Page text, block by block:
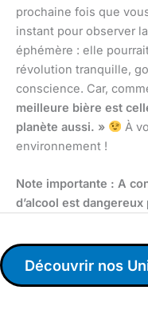
prochaine fois que
instant pour observer
éphémère : elle
révolution tranquille,
conscience. Car,
meilleure bière est
planète aussi. »
À
environnement !
Note importante : A
d’alcool est
Découvrir nos